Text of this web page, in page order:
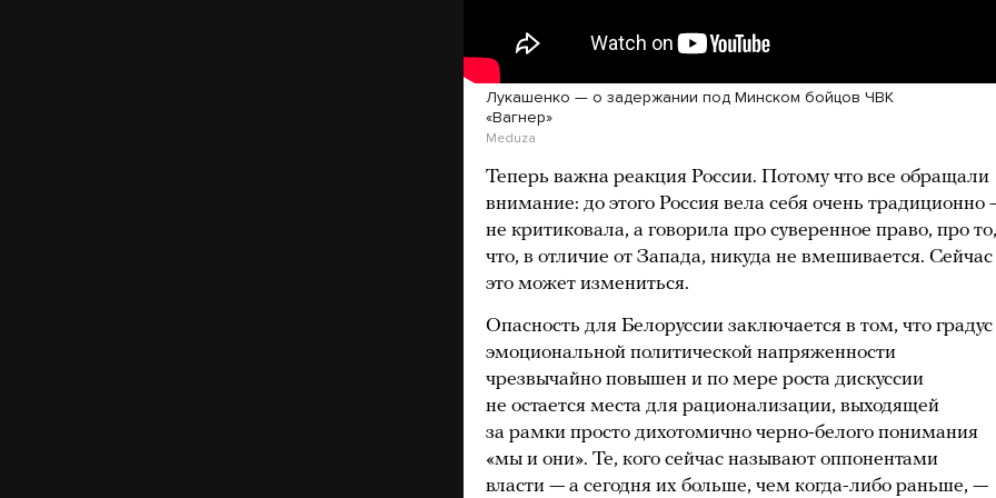
Лукашенко — о задержании под Минском бойцов ЧВК
«Вагнер»
Meduza
Теперь важна реакция России. Потому что все обращали
внимание: до этого Россия вела себя очень традиционно
не критиковала, а говорила про суверенное право, про то,
что, в отличие от Запада, никуда не вмешивается. Сейчас
это может измениться.
Опасность для Белоруссии заключается в том, что градус
эмоциональной политической напряженности
чрезвычайно повышен и по мере роста дискуссии
не остается места для рационализации, выходящей
за рамки просто дихотомично черно-белого понимания
«мы и они». Те, кого сейчас называют оппонентами
власти — а сегодня их больше, чем когда-либо раньше, —